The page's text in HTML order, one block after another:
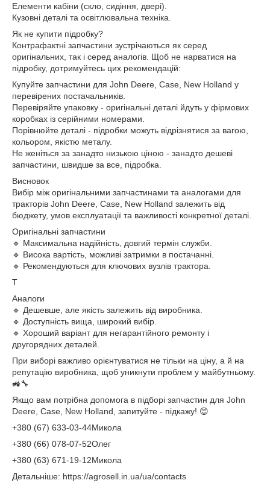
Елементи кабіни (скло, сидіння, двері).
Кузовні деталі та освітлювальна техніка.
Як не купити підробку?
Контрафактні запчастини зустрічаються як серед
оригінальних, так і серед аналогів. Щоб не нарватися на
підробку, дотримуйтесь цих рекомендацій:
Купуйте запчастини для John Deere, Case, New Holland у
перевірених постачальників.
Перевіряйте упаковку - оригінальні деталі йдуть у фірмових
коробках із серійними номерами.
Порівнюйте деталі - підробки можуть відрізнятися за вагою,
кольором, якістю металу.
Не женіться за занадто низькою ціною - занадто дешеві
запчастини, швидше за все, підробка.
Висновок
Вибір між оригінальними запчастинами та аналогами для
тракторів John Deere, Case, New Holland залежить від
бюджету, умов експлуатації та важливості конкретної деталі.
Оригінальні запчастини
🔹 Максимальна надійність, довгий термін служби.
🔹 Висока вартість, можливі затримки в постачанні.
🔹 Рекомендуються для ключових вузлів трактора.
T
Аналоги
🔹 Дешевше, але якість залежить від виробника.
🔹 Доступність вища, широкий вибір.
🔹 Хороший варіант для негарантійного ремонту і
другорядних деталей.
При виборі важливо орієнтуватися не тільки на ціну, а й на
репутацію виробника, щоб уникнути проблем у майбутньому.
🚜🔧
Якщо вам потрібна допомога в підборі запчастин для John
Deere, Case, New Holland, запитуйте - підкажу! 😊
+380 (67) 633-03-44Микола
+380 (66) 078-07-52Олег
+380 (63) 671-19-12Микола
Детальніше: https://agrosell.in.ua/ua/contacts